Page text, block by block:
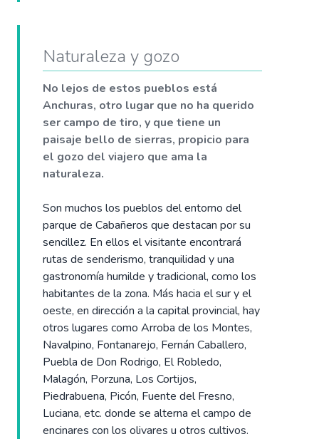
Naturaleza y gozo
No lejos de estos pueblos está
Anchuras, otro lugar que no ha querido
ser campo de tiro, y que tiene un
paisaje bello de sierras, propicio para
el gozo del viajero que ama la
naturaleza.
Son muchos los pueblos del entorno del
parque de Cabañeros que destacan por su
sencillez. En ellos el visitante encontrará
rutas de senderismo, tranquilidad y una
gastronomía humilde y tradicional, como los
habitantes de la zona. Más hacia el sur y el
oeste, en dirección a la capital provincial, hay
otros lugares como Arroba de los Montes,
Navalpino, Fontanarejo, Fernán Caballero,
Puebla de Don Rodrigo, El Robledo,
Malagón, Porzuna, Los Cortijos,
Piedrabuena, Picón, Fuente del Fresno,
Luciana, etc. donde se alterna el campo de
encinares con los olivares u otros cultivos.